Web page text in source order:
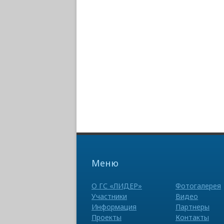
Меню
О ГС «ЛИДЕР»
Участники
Информация
Проекты
Фотогалерея
Видео
Партнеры
Контакты